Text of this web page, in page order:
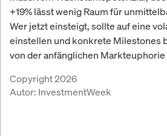
+19% lässt wenig Raum für
Wer jetzt einsteigt, sollte auf eine
einstellen und konkrete Milestones
von der anfänglichen Markteuphorie
Copyright 2026
Autor: InvestmentWeek